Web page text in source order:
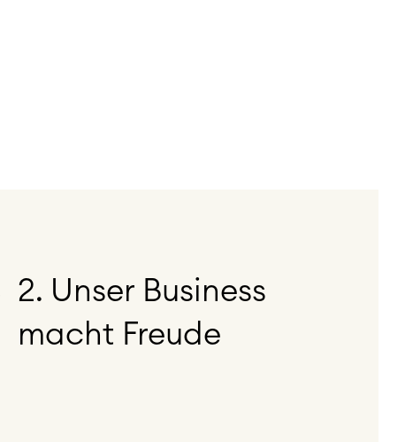
2. Unser Business
macht Freude